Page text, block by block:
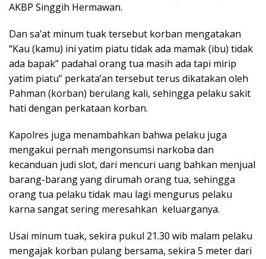
AKBP Singgih Hermawan.
Dan sa’at minum tuak tersebut korban mengatakan
“Kau (kamu) ini yatim piatu tidak ada mamak (ibu) tidak
ada bapak” padahal orang tua masih ada tapi mirip
yatim piatu” perkata’an tersebut terus dikatakan oleh
Pahman (korban) berulang kali, sehingga pelaku sakit
hati dengan perkataan korban.
Kapolres juga menambahkan bahwa pelaku juga
mengakui pernah mengonsumsi narkoba dan
kecanduan judi slot, dari mencuri uang bahkan menjual
barang-barang yang dirumah orang tua, sehingga
orang tua pelaku tidak mau lagi mengurus pelaku
karna sangat sering meresahkan keluarganya.
Usai minum tuak, sekira pukul 21.30 wib malam pelaku
mengajak korban pulang bersama, sekira 5 meter dari